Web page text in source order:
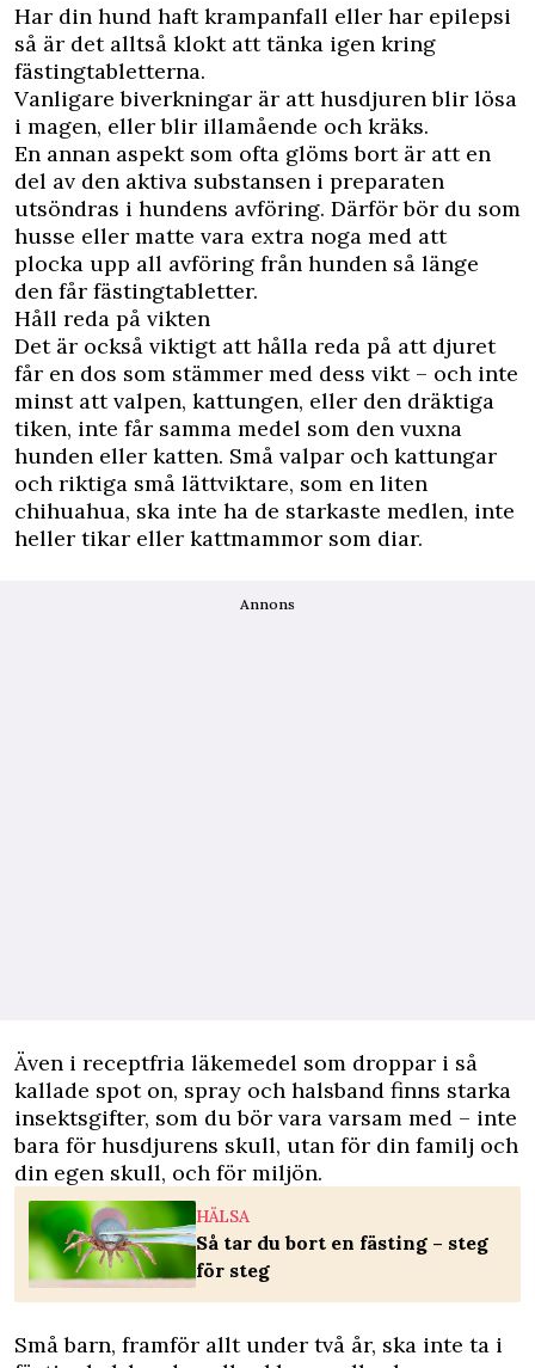
Har din hund haft krampanfall eller har epilepsi
så är det alltså klokt att tänka igen kring
fästingtabletterna.
Vanligare biverkningar är att husdjuren blir lösa
i magen, eller blir illamående och kräks.
En annan aspekt som ofta glöms bort är att en
del av den aktiva substansen i preparaten
utsöndras i hundens avföring. Därför bör du som
husse eller matte vara extra noga med att
plocka upp all avföring från hunden så länge
den får fästingtabletter.
Håll reda på vikten
Det är också viktigt att hålla reda på att djuret
får en dos som stämmer med dess vikt – och inte
minst att valpen, kattungen, eller den dräktiga
tiken, inte får samma medel som den vuxna
hunden eller katten. Små valpar och kattungar
och riktiga små lättviktare, som en liten
chihuahua, ska inte ha de starkaste medlen, inte
heller tikar eller kattmammor som diar.
Annons
Även i receptfria läkemedel som droppar i så
kallade spot on, spray och halsband finns starka
insektsgifter, som du bör vara varsam med – inte
bara för husdjurens skull, utan för din familj och
din egen skull, och för miljön.
HÄLSA
Så tar du bort en fästing – steg
för steg
Små barn, framför allt under två år, ska inte ta i